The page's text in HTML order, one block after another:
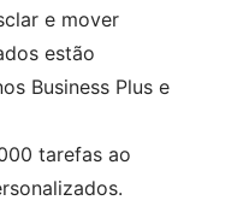
e mover
estão
Business Plus e
tarefas ao